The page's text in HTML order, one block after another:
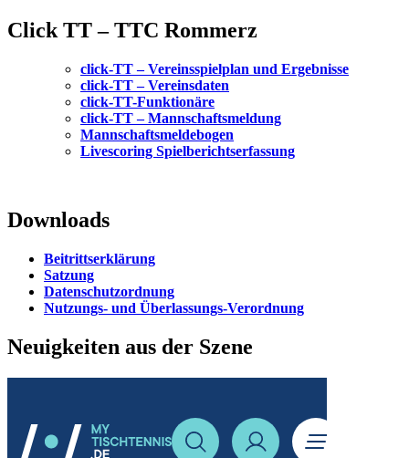
Click TT – TTC Rommerz
click-TT – Vereinsspielplan und Ergebnisse
click-TT – Vereinsdaten
click-TT-Funktionäre
click-TT – Mannschaftsmeldung
Mannschaftsmeldebogen
Livescoring Spielberichtserfassung
Downloads
Beitrittserklärung
Satzung
Datenschutzordnung
Nutzungs- und Überlassungs-Verordnung
Neuigkeiten aus der Szene